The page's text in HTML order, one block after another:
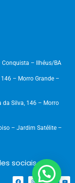
– Ilhéus/BA
– Morro Grande –
da Silva, 146 – Morro
– Jardim Satélite –
sociais